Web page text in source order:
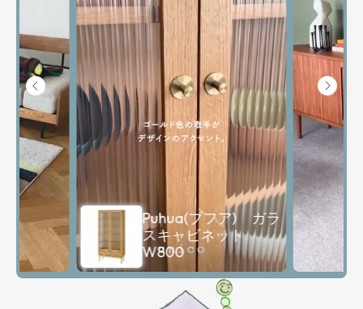
Demi(デミ) キャビ
ネット W1220